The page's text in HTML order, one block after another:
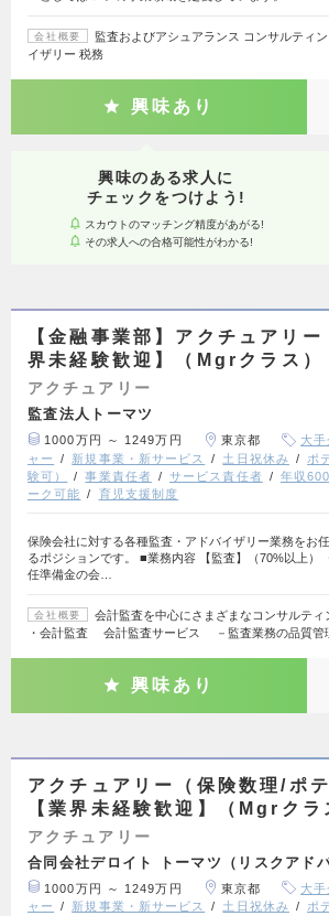
会社概要
監査およびアシュアランス コンサルティ
イザリー 税務
興味あり
興味のある求人に
チェックをつけよう!
スカウトのマッチング精度があがる!
その求人への合格可能性がわかる!
【金融事業部】アクチュアリ
界未経験歓迎】（Mgrクラス）
アクチュアリー
監査法人トーマツ
1000万円 ～ 1249万円 東京都 大手
ャー
新規事業・新サービス 土日祝休み
ポ
験可）
事業責任者 サービス責任者 年収
ーク可能
育児支援制度
保険会社に対する各種監査・アドバイザリー業務をお
るポジションです。 ■業務内容 【監査】（70%以上）
任準備金の会…
会社概要
会計監査を中心にさまざまなコンサルティ
・会計監査 会計監査サービス －監査業務の品質
興味あり
アクチュアリー（保険数理/ポ
【業界未経験歓迎】（Mgrクラ
アクチュアリー
合同会社デロイト トーマツ（リスクアド
1000万円 ～ 1249万円 東京都 大手
ャー
新規事業・新サービス 土日祝休み
ポ